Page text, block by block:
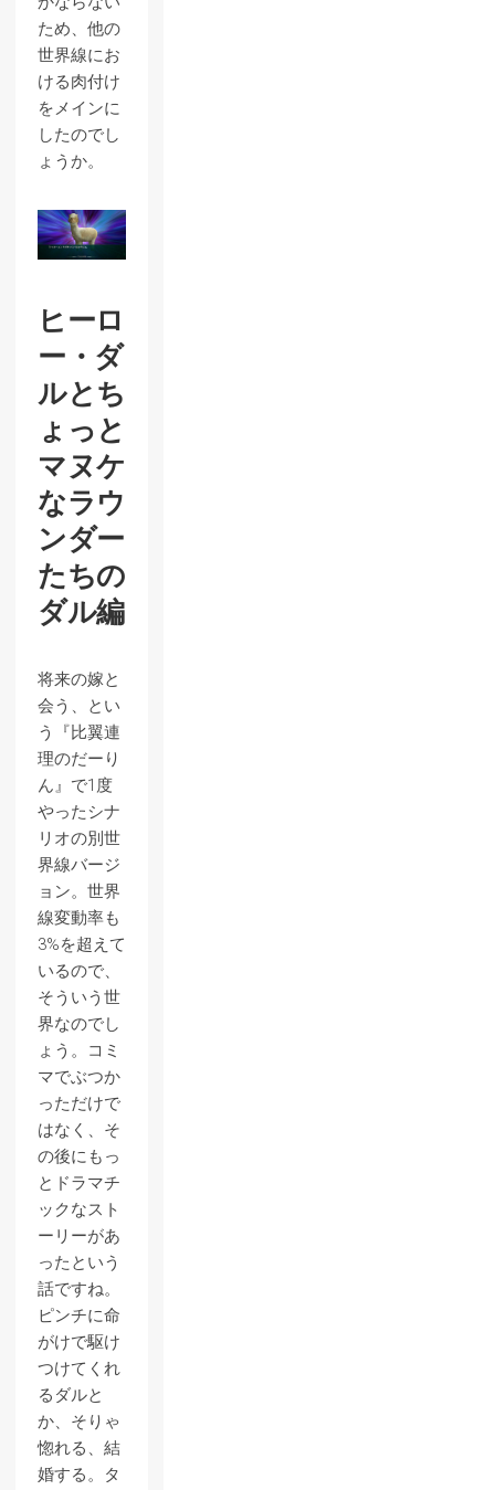
ため、他の
世界線にお
ける肉付け
をメインに
したのでし
ょうか。
ヒーロ
ー・ダ
ルとち
ょっと
マヌケ
なラウ
ンダー
たちの
ダル編
将来の嫁と
会う、とい
う『比翼連
理のだーり
ん』で1度
やったシナ
リオの別世
界線バージ
ョン。世界
線変動率も
3%を超えて
いるので、
そういう世
界なのでし
ょう。コミ
マでぶつか
っただけで
はなく、そ
の後にもっ
とドラマチ
ックなスト
ーリーがあ
ったという
話ですね。
ピンチに命
がけで駆け
つけてくれ
るダルと
か、そりゃ
惚れる、結
婚する。タ